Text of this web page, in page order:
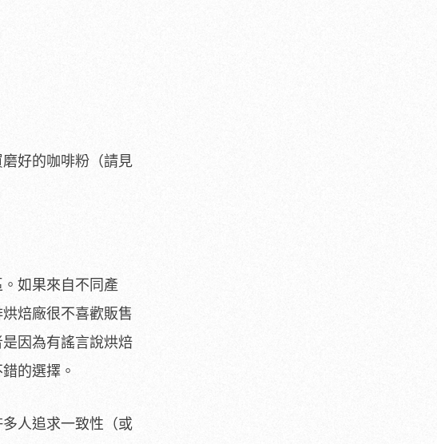
好的咖啡粉（請見
如果來自不同產
焙廠很不喜歡販售
因為有謠言說烘焙
的選擇。
人追求一致性（或